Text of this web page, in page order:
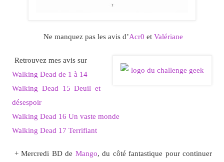
Ne manquez pas les avis d’Acr0 et Valériane
Retrouvez mes avis sur
Walking Dead de 1 à 14
Walking Dead 15 Deuil et
désespoir
Walking Dead 16 Un vaste monde
Walking Dead 17 Terrifiant
+ Mercredi BD de Mango, du côté fantastique pour continuer